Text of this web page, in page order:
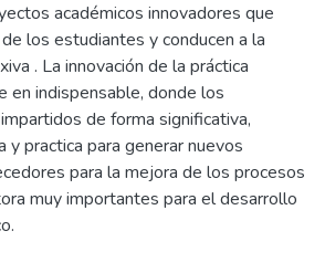
académicos innovadores que
los estudiantes y conducen a la
. La innovación de la práctica
en indispensable, donde los
de forma significativa,
y practica para generar nuevos
para la mejora de los procesos
muy importantes para el desarrollo